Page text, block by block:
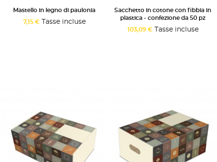
Mastello in legno di paulonia
7,15 €Tasse incluse
Sacchetto in cotone con fibbia in
plastica - confezione da 50 pz
103,09 €Tasse incluse